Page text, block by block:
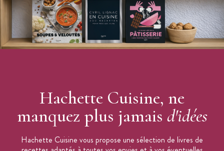
Hachette Cuisine, ne
manquez plus jamais d'idées
Hachette Cuisine vous propose une sélection de livres de